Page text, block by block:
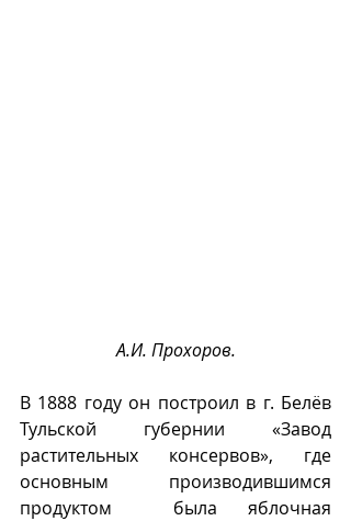
А.И. Прохоров.
В 1888 году он построил в г. Белëв
Тульской губернии «Завод
растительных консервов», где
основным производившимся